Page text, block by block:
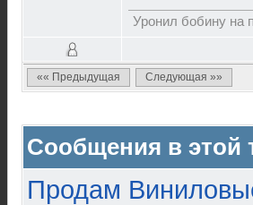
Уронил бобину на
«« Предыдущая Следующая »»
Сообщения в этой
Продам